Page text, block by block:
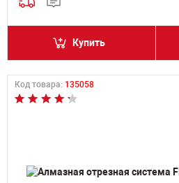
Купить
Код товара: 135058